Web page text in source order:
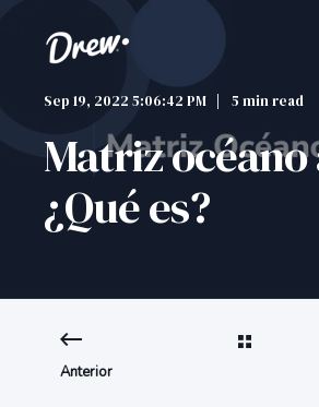
Sep 19, 2022 5:06:42 PM 5 min read
Matriz
¿Qué es?
Anterior